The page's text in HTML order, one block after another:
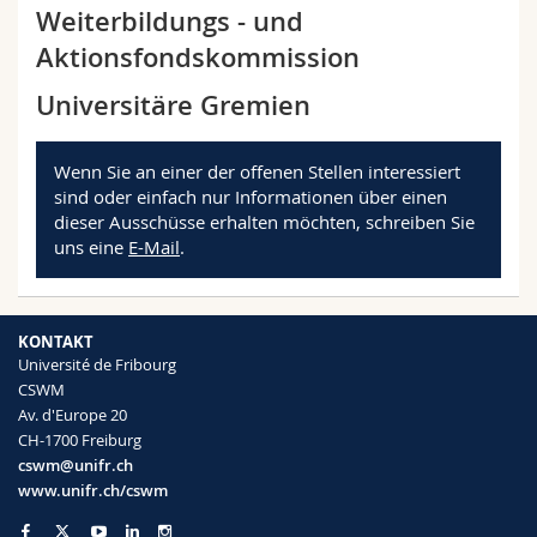
Math.-Nat. und Med. Fak.
Mitarbeitende
Webmail
MyUnifr
Weiterbildungs - und
Aktionsfondskommission
Universitäre Gremien
Wenn Sie an einer der offenen Stellen interessiert
sind oder einfach nur Informationen über einen
dieser Ausschüsse erhalten möchten, schreiben Sie
uns eine E-Mail.
KONTAKT
Université de Fribourg
CSWM
Av. d'Europe 20
CH-1700 Freiburg
cswm@unifr.ch
www.unifr.ch/cswm